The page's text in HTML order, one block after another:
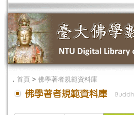
． 首頁 > 佛學著者規範資料庫